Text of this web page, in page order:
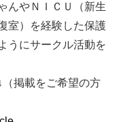
んやＮＩＣＵ（新生
室）を経験した保護
うにサークル活動を
掲載をご希望の方